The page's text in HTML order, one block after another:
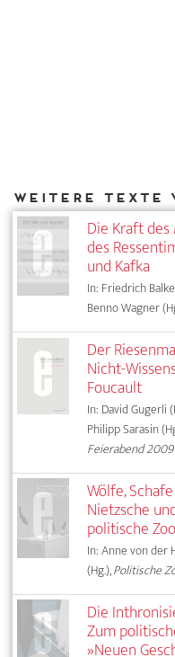
Die Kraft
des
und Kafka
In: Friedrich
Benno Wagner
Der
Nicht-
Foucault
In: David Gugerli
Philipp Sarasin
Feierabend 2009
Wölfe,
Nietzsche
politische
In: Anne von der
(Hg.),Politische
Die
Zum
»Neuen